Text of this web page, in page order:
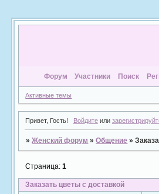
Форум Участники Поиск
Активные темы
Привет, Гость! Войдитеили
»Женский форум »Общение »
Заказать цветы с доставкой
Страница:1